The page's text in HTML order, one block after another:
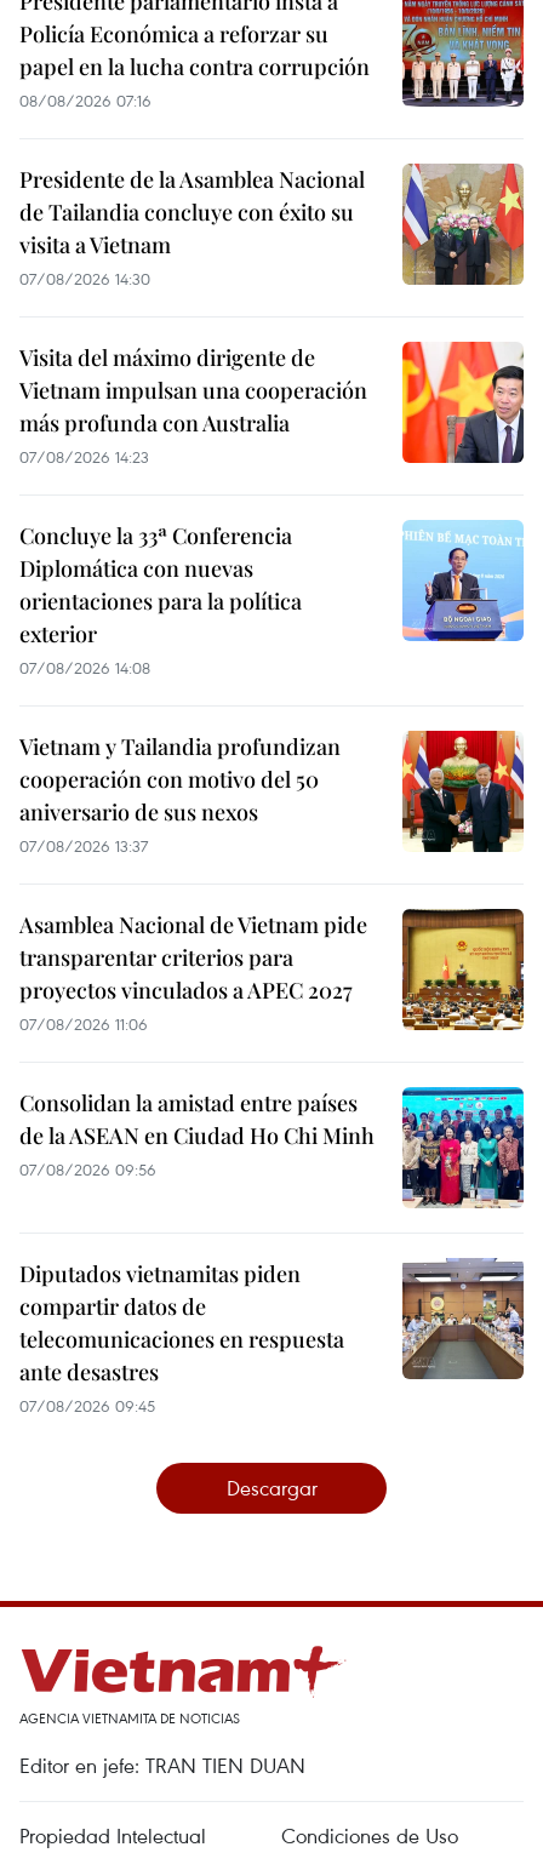
Policía Económica a reforzar su
papel en la lucha contra corrupción
08/08/2026 07:16
Presidente de la Asamblea Nacional
de Tailandia concluye con éxito su
visita a Vietnam
07/08/2026 14:30
Visita del máximo dirigente de
Vietnam impulsan una cooperación
más profunda con Australia
07/08/2026 14:23
Concluye la 33ª Conferencia
Diplomática con nuevas
orientaciones para la política
exterior
07/08/2026 14:08
Vietnam y Tailandia profundizan
cooperación con motivo del 50
aniversario de sus nexos
07/08/2026 13:37
Asamblea Nacional de Vietnam pide
transparentar criterios para
proyectos vinculados a APEC 2027
07/08/2026 11:06
Consolidan la amistad entre países
de la ASEAN en Ciudad Ho Chi Minh
07/08/2026 09:56
Diputados vietnamitas piden
compartir datos de
telecomunicaciones en respuesta
ante desastres
07/08/2026 09:45
Descargar
AGENCIA VIETNAMITA DE NOTICIAS
Editor en jefe: TRAN TIEN DUAN
Propiedad Intelectual
Condiciones de Uso